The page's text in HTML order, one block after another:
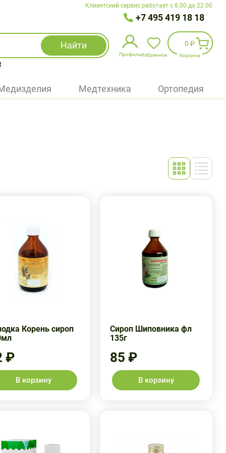
Клиентский сервис работает с 8.00 до 22.00
+7 495 419 18 18
Найти
Профиль
Избранное
Войти
Избранное
0 ₽
Корзина
Медтехника Ортопедия
Корень сироп
₽
В корзину
Сироп Шиповника фл
135г
85 ₽
В корзину